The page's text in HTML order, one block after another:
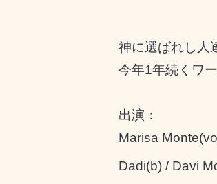
神に選ばれし人
今年1年続くワ
出演：
Marisa
Dadi(b) / Davi